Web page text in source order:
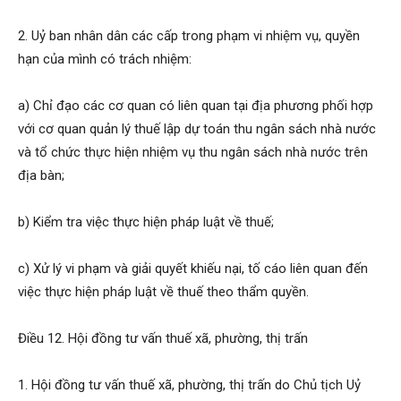
2. Uỷ ban nhân dân các cấp trong phạm vi nhiệm vụ, quyền
hạn của mình có trách nhiệm:
a) Chỉ đạo các cơ quan có liên quan tại địa phương phối hợp
với cơ quan quản lý thuế lập dự toán thu ngân sách nhà nước
và tổ chức thực hiện nhiệm vụ thu ngân sách nhà nước trên
địa bàn;
b) Kiểm tra việc thực hiện pháp luật về thuế;
c) Xử lý vi phạm và giải quyết khiếu nại, tố cáo liên quan đến
việc thực hiện pháp luật về thuế theo thẩm quyền.
Điều 12. Hội đồng tư vấn thuế xã, phường, thị trấn
1. Hội đồng tư vấn thuế xã, phường, thị trấn do Chủ tịch Uỷ